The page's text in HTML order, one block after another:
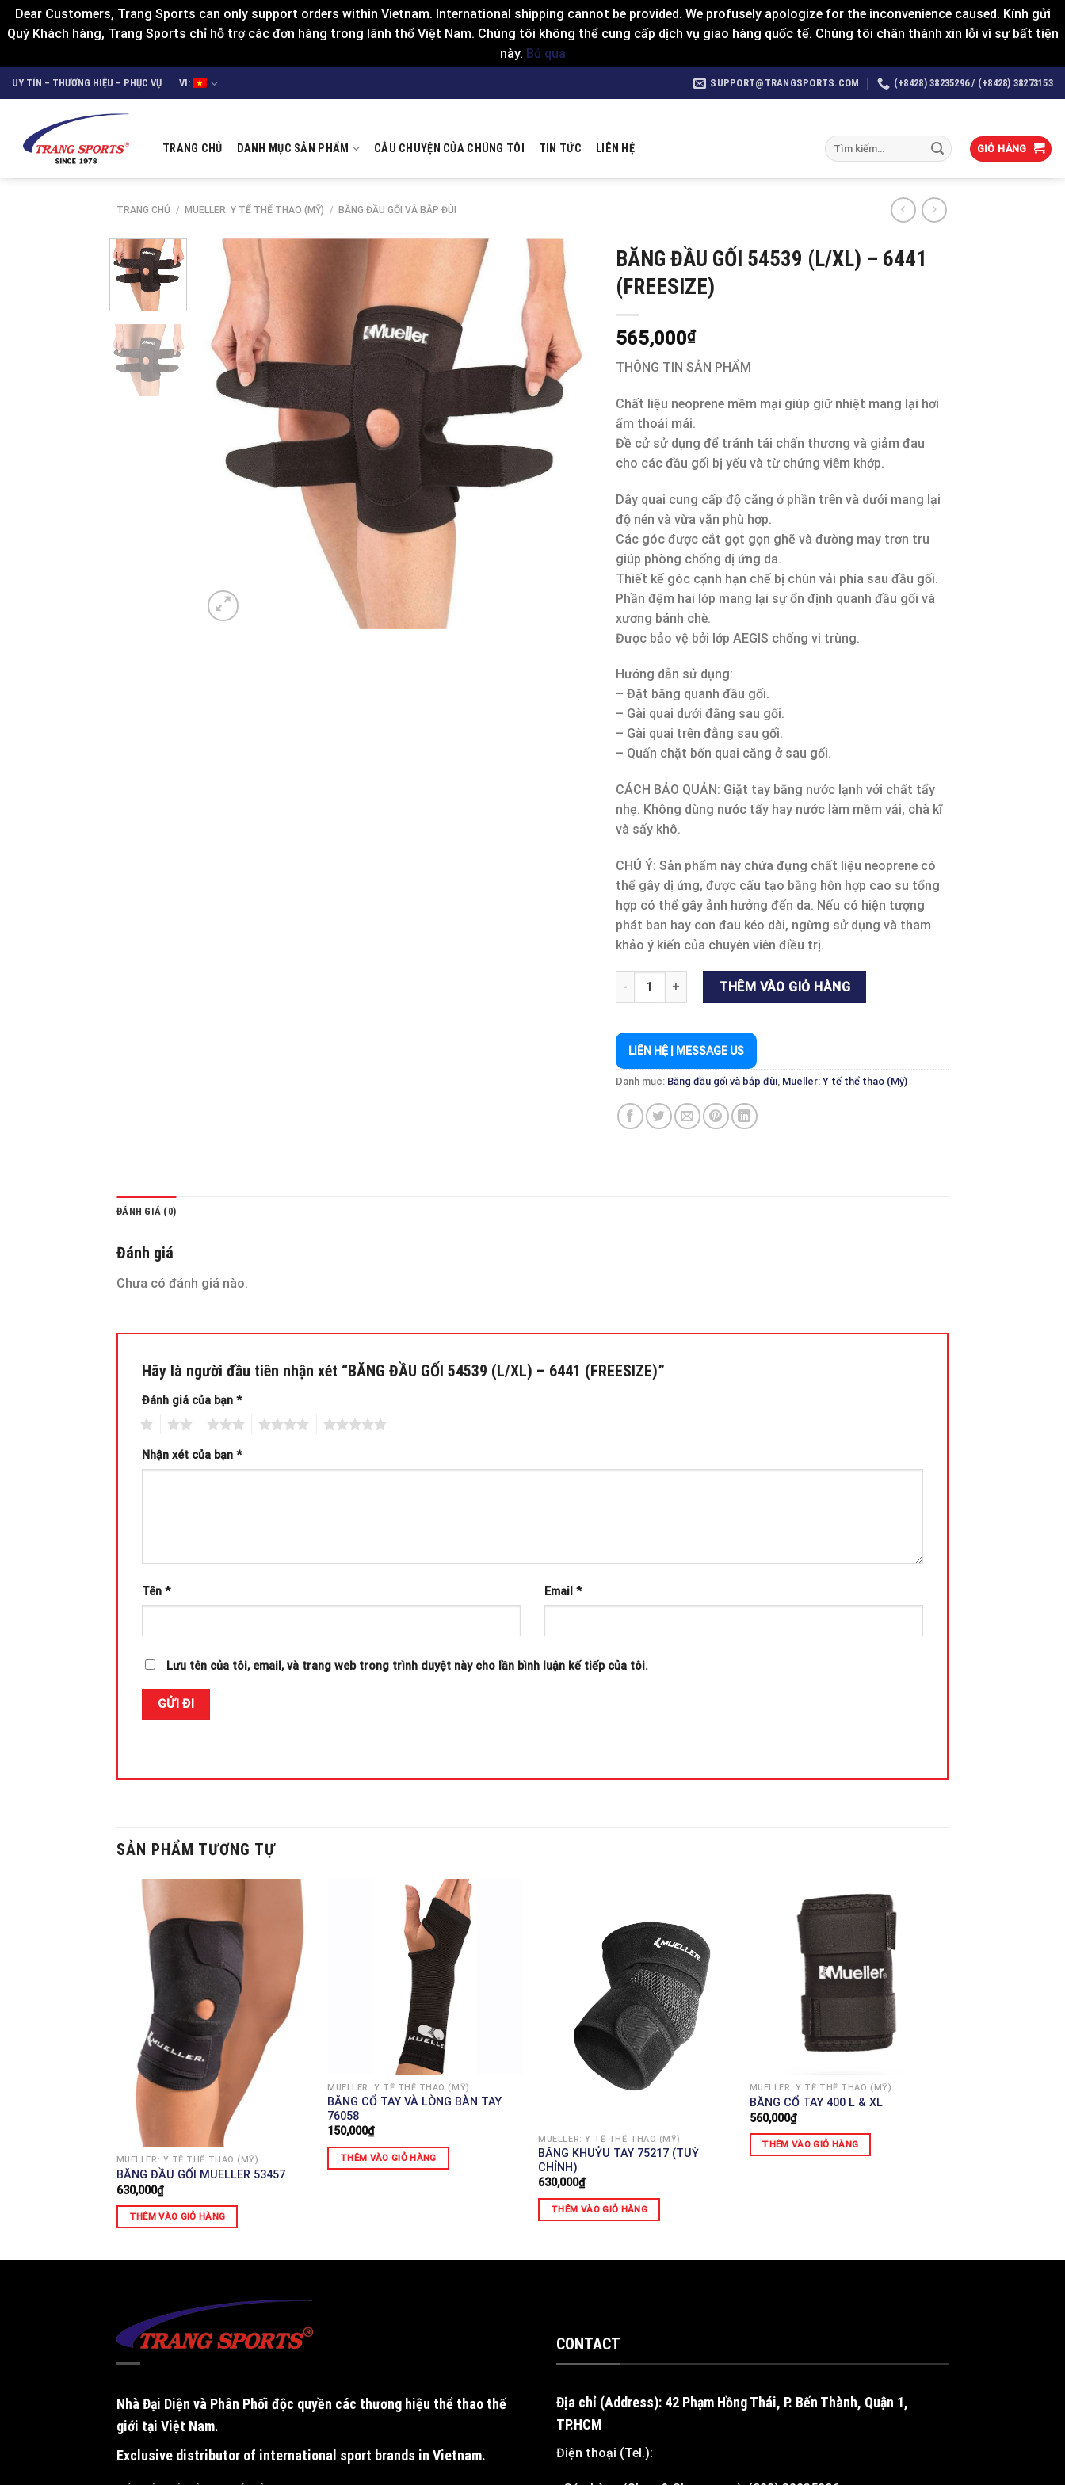
Dear Customers, Trang Sports can only support orders within Vietnam. International shipping cannot be provided. We profusely apologize for the inconvenience caused. Kính gửi
Quý Khách hàng, Trang Sports chỉ hỗ trợ các đơn hàng trong lãnh thổ Việt Nam. Chúng tôi không thể cung cấp dịch vụ giao hàng quốc tế. Chúng tôi chân thành xin lỗi vì sự bất tiện
này. Bỏ qua
Skip
to
UY TÍN – THƯƠNG HIỆU – PHỤC VỤ VI: SUPPORT@TRANGSPORTS.COM (+8428) 38235296 / (+8428) 38273153
TRANG CHỦ DANH MỤC SẢN PHẨM CÂU CHUYỆN CỦA CHÚNG TÔI TIN TỨC LIÊN HỆ
Tìm
kiếm:
GIỎ HÀNG
TRANG CHỦ / MUELLER: Y TẾ THỂ THAO (MỸ) / BĂNG ĐẦU GỐI VÀ BẮP ĐÙI
BĂNG ĐẦU GỐI 54539 (L/XL) – 6441
(FREESIZE)
565,000₫
THÔNG TIN SẢN PHẨM
Chất liệu neoprene mềm mại giúp giữ nhiệt mang lại hơi
ấm thoải mái.
Đề cử sử dụng để tránh tái chấn thương và giảm đau
cho các đầu gối bị yếu và từ chứng viêm khớp.
Dây quai cung cấp độ căng ở phần trên và dưới mang lại
độ nén và vừa vặn phù hợp.
Các góc được cắt gọt gọn ghẽ và đường may trơn tru
giúp phòng chống dị ứng da.
Thiết kế góc cạnh hạn chế bị chùn vải phía sau đầu gối.
Phần đệm hai lớp mang lại sự ổn định quanh đầu gối và
xương bánh chè.
Được bảo vệ bởi lớp AEGIS chống vi trùng.
Hướng dẫn sử dụng:
– Đặt băng quanh đầu gối.
– Gài quai dưới đằng sau gối.
– Gài quai trên đằng sau gối.
– Quấn chặt bốn quai căng ở sau gối.
CÁCH BẢO QUẢN: Giặt tay bằng nước lạnh với chất tẩy
nhẹ. Không dùng nước tẩy hay nước làm mềm vải, chà kĩ
và sấy khô.
CHÚ Ý: Sản phẩm này chứa đựng chất liệu neoprene có
thể gây dị ứng, được cấu tạo bằng hỗn hợp cao su tổng
hợp có thể gây ảnh hưởng đến da. Nếu có hiện tượng
phát ban hay cơn đau kéo dài, ngừng sử dụng và tham
khảo ý kiến của chuyên viên điều trị.
BĂNG ĐẦU GỐI 54539 (L/XL) - 6441 (FREESIZE) số lượng
THÊM VÀO GIỎ HÀNG
LIÊN HỆ | MESSAGE US
Danh mục: Băng đầu gối và bắp đùi Mueller: Y tế thể thao (Mỹ)
ĐÁNH GIÁ (0)
Đánh giá
Chưa có đánh giá nào.
Hãy là người đầu tiên nhận xét “BĂNG ĐẦU GỐI 54539 (L/XL) – 6441 (FREESIZE)”
Đánh giá của bạn *
Nhận xét của bạn *
Tên * Email *
Lưu tên của tôi, email, và trang web trong trình duyệt này cho lần bình luận kế tiếp của tôi.
SẢN PHẨM TƯƠNG TỰ
MUELLER: Y TẾ THỂ THAO (MỸ)
BĂNG ĐẦU GỐI MUELLER 53457
630,000₫
THÊM VÀO GIỎ HÀNG
MUELLER: Y TẾ THỂ THAO (MỸ)
BĂNG CỔ TAY VÀ LÒNG BÀN TAY
76058
150,000₫
THÊM VÀO GIỎ HÀNG
MUELLER: Y TẾ THỂ THAO (MỸ)
BĂNG KHUỶU TAY 75217 (TUỲ
CHỈNH)
630,000₫
THÊM VÀO GIỎ HÀNG
MUELLER: Y TẾ THỂ THAO (MỸ)
BĂNG CỔ TAY 400 L & XL
560,000₫
THÊM VÀO GIỎ HÀNG
Nhà Đại Diện và Phân Phối độc quyền các thương hiệu thể thao thế
giới tại Việt Nam.
Exclusive distributor of international sport brands in Vietnam.
CONTACT
Địa chỉ (Address): 42 Phạm Hồng Thái, P. Bến Thành, Quận 1,
TP.HCM
Điện thoại (Tel.):